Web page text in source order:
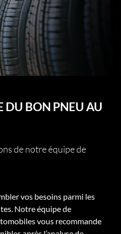
DU BON PNEU AU
de notre équipe de
vos besoins parmi les
Notre équipe de
vous recommande